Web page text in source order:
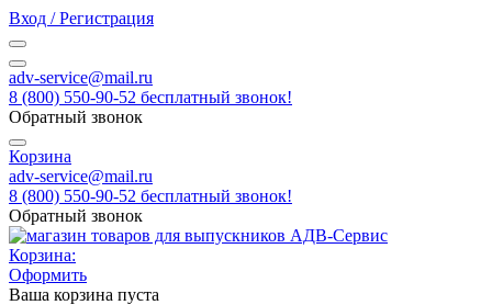
Вход / Регистрация
adv-service@mail.ru
8 (800) 550-90-52 бесплатный звонок!
Обратный звонок
Корзина
adv-service@mail.ru
8 (800) 550-90-52 бесплатный звонок!
Обратный звонок
Корзина:
Оформить
Ваша корзина пуста